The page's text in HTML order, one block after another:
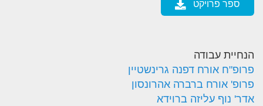
ספר פרויקט
הנחיית עבודה
פרופ"ח אורח דפנה גרינשטיין
פרופ' אורח ברברה אהרונסון
אדר' נוף עליזה ברוידא